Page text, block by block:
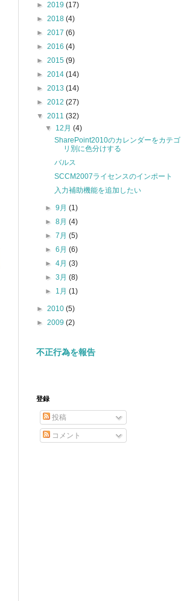
► 2019 (17)
► 2018 (4)
► 2017 (6)
► 2016 (4)
► 2015 (9)
► 2014 (14)
► 2013 (14)
► 2012 (27)
▼ 2011 (32)
▼ 12月(4)
SharePoint2010のカレンダーをカテゴ
リ別に色分けする
バルス
SCCM2007ライセンスのインポート
入力補助機能を追加したい
►9月(1)
►8月(4)
►7月(5)
►6月(6)
►4月(3)
►3月(8)
► 1月(1)
► 2010 (5)
► 2009 (2)
不正行為を報告
登録
投稿
コメント